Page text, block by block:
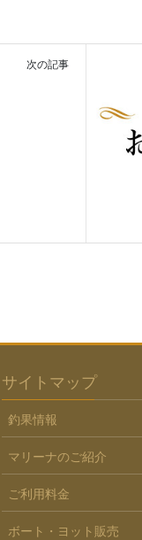
次の記事
サイトマップ
釣果情報
マリーナのご紹介
ご利用料金
ボート・ヨット販売